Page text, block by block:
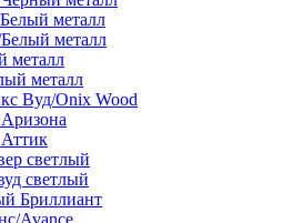
металл
металл
металл
металл
Вуд/Onix Wood
светлый
светлый
Бриллиант
Avance